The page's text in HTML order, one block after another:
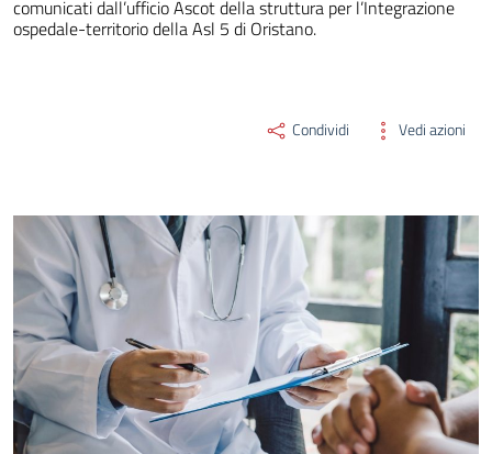
comunicati dall’ufficio Ascot della struttura per l’Integrazione
ospedale-territorio della Asl 5 di Oristano.
Condividi Vedi azioni